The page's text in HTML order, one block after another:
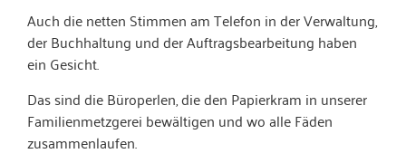
Auch die netten Stimmen am Telefon in der Verwaltung,
der Buchhaltung und der Auftragsbearbeitung haben
ein Gesicht.
Das sind die Büroperlen, die den Papierkram in unserer
Familienmetzgerei bewältigen und wo alle Fäden
zusammenlaufen.